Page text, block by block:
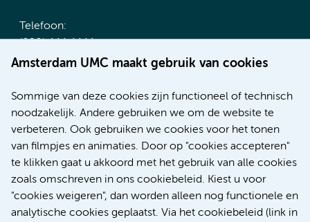
Amsterdam UMC maakt gebruik van cookies
Sommige van deze cookies zijn functioneel of technisch
noodzakelijk. Andere gebruiken we om de website te
verbeteren. Ook gebruiken we cookies voor het tonen
van filmpjes en animaties. Door op "cookies accepteren"
te klikken gaat u akkoord met het gebruik van alle cookies
zoals omschreven in ons cookiebeleid. Kiest u voor
"cookies weigeren", dan worden alleen nog functionele en
analytische cookies geplaatst. Via het cookiebeleid (link in
Telefoon:
(020) 444 4444
Route & Parkeren
Meer Amsterdam UMC websites:
Werken bij Amsterdam UMC
Over Amsterdam UMC
Nieuws
Research
Educatie Locatie VUmc